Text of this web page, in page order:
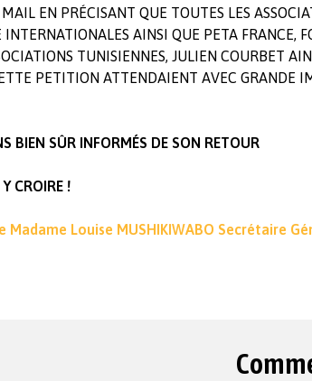
EN PRÉCISANT QUE TOUTES LES
AINSI QUE PETA FRANCE,
TUNISIENNES, JULIEN COURBET
PETITION ATTENDAIENT AVEC GRANDE
BIEN SÛR INFORMÉS DE SON RETOUR
CROIRE !
Madame Louise MUSHIKIWABO Secrétaire